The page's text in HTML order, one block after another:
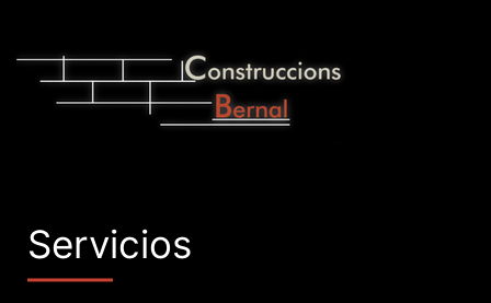
Servicios